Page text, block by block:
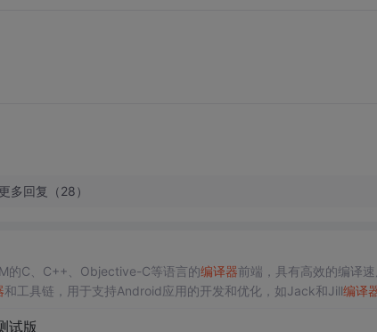
多回复（28）
的C、C++、Objective-C等语言的编译器前端，具有高效的编译
和工具链，用于支持Android应用的开发和优化，如Jack和Jill编译
试版